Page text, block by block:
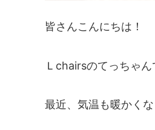
皆さんこんにちは！
Ｌchairsのてっちゃ
最近、気温も暖かく